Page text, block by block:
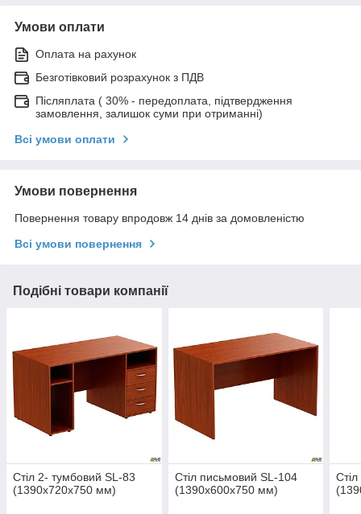
Умови оплати
Оплата на рахунок
Безготівковий розрахунок з ПДВ
Післяплата ( 30% - передоплата, підтвердження
замовлення, залишок суми при отриманні)
Всі умови оплати
Умови повернення
Повернення товару впродовж 14 днів за домовленістю
Всі умови повернення
Подібні товари компанії
Стіл 2- тумбовий SL-83
(1390х720х750 мм)
Стіл письмовий SL-104
(1390х600х750 мм)